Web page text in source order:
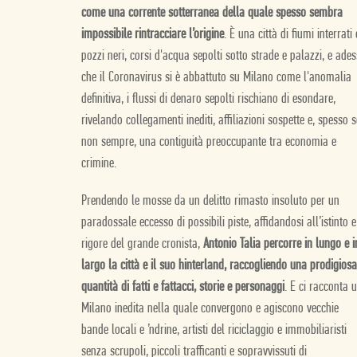
come una corrente sotterranea della quale spesso sembra
impossibile rintracciare l’origine. È una città di fiumi interrati
pozzi neri, corsi d'acqua sepolti sotto strade e palazzi, e
che il Coronavirus si è abbattuto su Milano come l'anomalia
definitiva, i flussi di denaro sepolti rischiano di esondare,
rivelando collegamenti inediti, affiliazioni sospette e, spesso
non sempre, una contiguità preoccupante tra economia e
crimine.
Prendendo le mosse da un delitto rimasto insoluto per un
paradossale eccesso di possibili piste, affidandosi all’istinto
rigore del grande cronista, Antonio Talia percorre in lungo e
largo la città e il suo hinterland, raccogliendo una prodigiosa
quantità di fatti e fattacci, storie e personaggi. E ci racconta
Milano inedita nella quale convergono e agiscono vecchie
bande locali e ’ndrine, artisti del riciclaggio e immobiliaristi
senza scrupoli, piccoli trafficanti e sopravvissuti di